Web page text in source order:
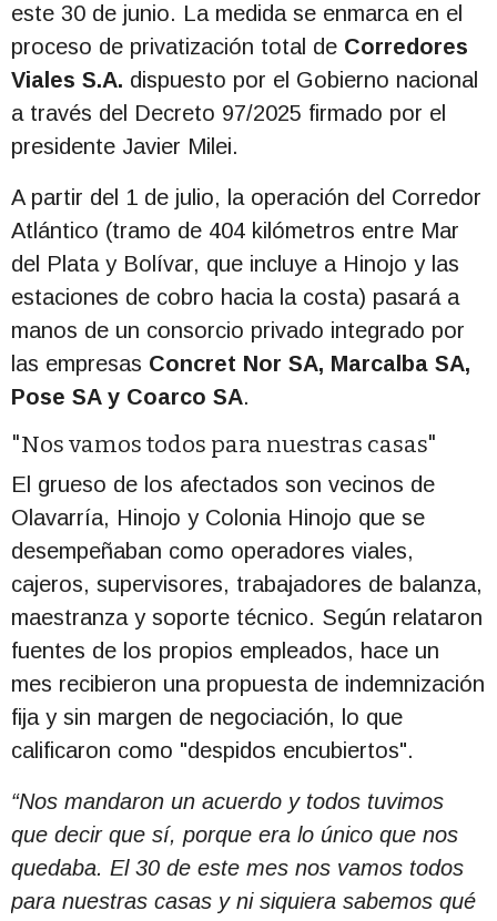
este 30 de junio. La medida se enmarca en el
proceso de privatización total de Corredores
Viales S.A. dispuesto por el Gobierno nacional
a través del Decreto 97/2025 firmado por el
presidente Javier Milei.
A partir del 1 de julio, la operación del Corredor
Atlántico (tramo de 404 kilómetros entre Mar
del Plata y Bolívar, que incluye a Hinojo y las
estaciones de cobro hacia la costa) pasará a
manos de un consorcio privado integrado por
las empresas Concret Nor SA, Marcalba SA,
Pose SA y Coarco SA.
"Nos vamos todos para nuestras casas"
El grueso de los afectados son vecinos de
Olavarría, Hinojo y Colonia Hinojo que se
desempeñaban como operadores viales,
cajeros, supervisores, trabajadores de balanza,
maestranza y soporte técnico. Según relataron
fuentes de los propios empleados, hace un
mes recibieron una propuesta de indemnización
fija y sin margen de negociación, lo que
calificaron como "despidos encubiertos".
“Nos mandaron un acuerdo y todos tuvimos
que decir que sí, porque era lo único que nos
quedaba. El 30 de este mes nos vamos todos
para nuestras casas y ni siquiera sabemos qué